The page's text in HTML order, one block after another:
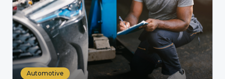
Automotive